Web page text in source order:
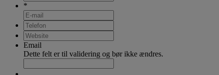
*
Email
Dette felt er til validering og bør ikke ændres.